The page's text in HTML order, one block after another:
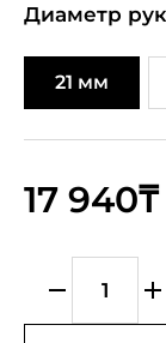
Диаметр
21 мм
17 940₸